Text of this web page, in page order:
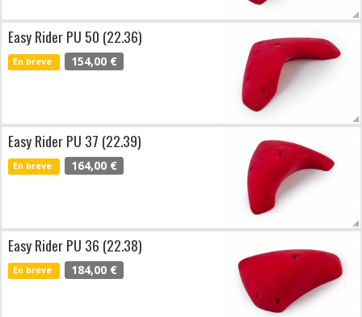
Easy Rider PU 50 (22.36)
En breve 154,00 €
Easy Rider PU 37 (22.39)
En breve 164,00 €
Easy Rider PU 36 (22.38)
En breve 184,00 €